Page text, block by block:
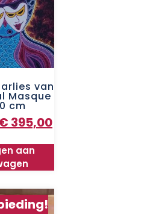
van
Masque
cm
395,00
aan